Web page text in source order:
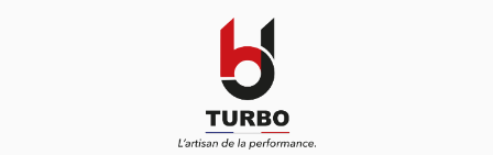
Panneau de gestion des cookies